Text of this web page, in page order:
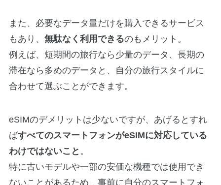
また、必要なデータ量だけを購入できるサービス
もあり、 無駄なく利用できるのもメリット。
例えば、短期間の旅行なら少量のデータ、長期の
滞在なら多めのデータと、自分の旅行スタイルに
合わせて選ぶことができます。
eSIMのデメリットは少ないですが、あげるとすれ
ばすべてのスマートフォンがeSIMに対応している
わけではないこと 。
特に古いモデルや一部の安価な機種では使用でき
ないことがあるため、事前に自分のスマートフォ